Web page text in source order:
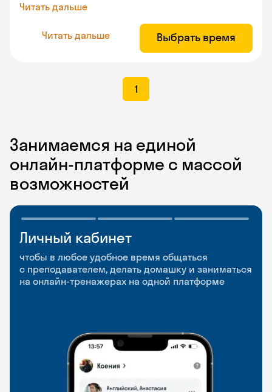
Читать дальше
Читать дальше Выбрать время
1
Занимаемся на единой
онлайн-платформе с массой
возможностей
Личный кабинет
чтобы в любое удобное время общаться
с преподавателем, делать домашку и заниматься
на онлайн-тренажерах на одной платформе
Мобильное
приложение
чтобы заниматься и изучать новые слова где
и когда удобно
Разговорные клубы
и Talks
Групповые занятия для разговорной практики
и индивидуальные встречи с преподавателями